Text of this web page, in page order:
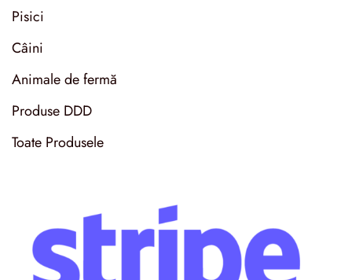
Pisici
Câini
Animale de fermă
Produse DDD
Toate Produsele